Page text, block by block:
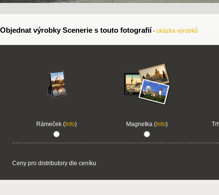
Objednat výrobky Scenerie s touto fotografií - ukázka výrobků
Rámeček (Info) Magnetka (Info)
Ceny pro distributory dle ceníku